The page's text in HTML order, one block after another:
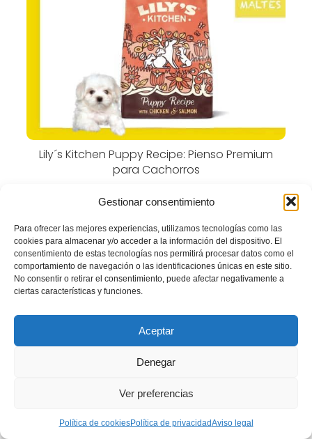
Gestionar consentimiento
Para ofrecer las mejores experiencias, utilizamos tecnologías como las
cookies para almacenar y/o acceder a la información del dispositivo. El
consentimiento de estas tecnologías nos permitirá procesar datos como el
comportamiento de navegación o las identificaciones únicas en este sitio.
No consentir o retirar el consentimiento, puede afectar negativamente a
ciertas características y funciones.
Aceptar
Denegar
Ver preferencias
Política de cookiesPolítica de privacidadAviso legal
Lily´s Kitchen Puppy Recipe: Pienso Premium
para Cachorros
Nature’s Variety Original Salmón: Pienso